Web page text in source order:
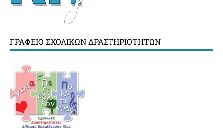
ΓΡΑΦΕΊΟ ΣΧΟΛΙΚΏΝ ΔΡΑΣΤΗΡΙΟΤΉΤΩΝ